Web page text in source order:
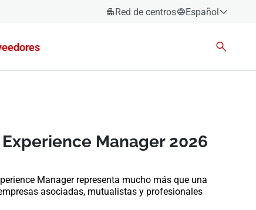
Red de centros
Español
English
Manager 2026
Manager representa mucho más que una
asociadas, mutualistas y profesionales